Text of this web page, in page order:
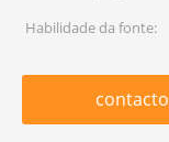
Habilidade da fonte:
contacto